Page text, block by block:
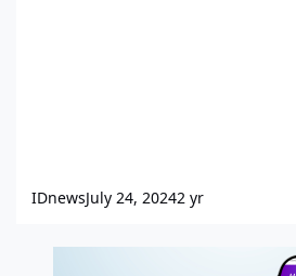
IDnewsJuly 24, 20242 yr